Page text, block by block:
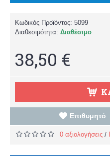
Κωδικός Προϊόντος: 5099
Διαθεσιμότητα: Διαθέσιμο
38,50 €
Επιθυμητό
0 αξιολογήσεις /